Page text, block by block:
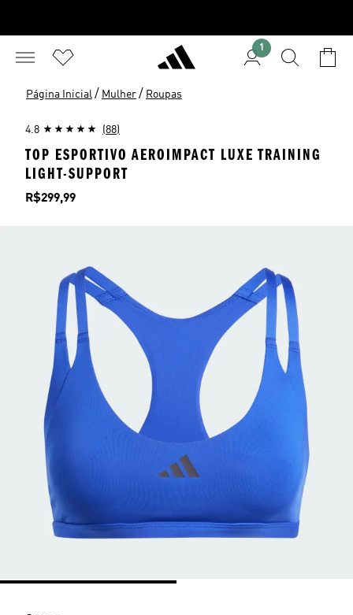
1
Página Inicial / Mulher / Roupas
4.8 (88)
TOP ESPORTIVO AEROIMPACT LUXE TRAINING
LIGHT-SUPPORT
Preço
R$299,99